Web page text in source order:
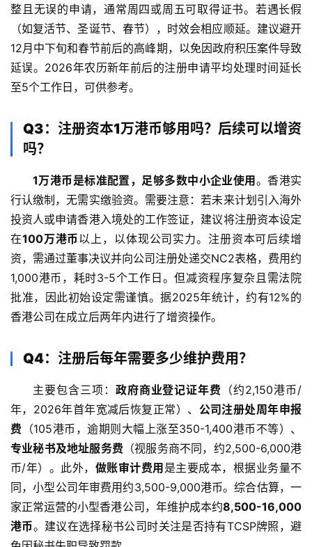
整且无误的申请，通常周四或周五可取得证书。若遇长假
（如复活节、圣诞节、春节），时效会相应顺延。建议避开
12月中下旬和春节前后的高峰期，以免因政府积压案件导致
延误。2026年农历新年前后的注册申请平均处理时间延长
至5个工作日，可供参考。
Q3：注册资本1万港币够用吗？后续可以增资
吗？
1万港币是标准配置，足够多数中小企业使用。香港实
行认缴制，无需实缴验资。需要注意：若未来计划引入海外
投资人或申请香港入境处的工作签证，建议将注册资本设定
在100万港币以上，以体现公司实力。注册资本可后续增
资，需通过董事决议并向公司注册处递交NC2表格，费用约
1,000港币，耗时3-5个工作日。但减资程序复杂且需法院
批准，因此初始设定需谨慎。据2025年统计，约有12%的
香港公司在成立后两年内进行了增资操作。
Q4：注册后每年需要多少维护费用？
主要包含三项： 政府商业登记证年费
（约2,150港币/
年，2026年首年宽减后恢复正常）、 公司注册处周年申报
费 （105港币，逾期则大幅上涨至350-1,400港币不等）、
专业秘书及地址服务费 （视服务商不同，约2,500-6,000港
币/年）。此外， 做账审计费用 是主要成本，根据业务量不
同，小型公司年审费用约3,500-9,000港币。综合估算，一
家正常运营的小型香港公司，年维护成本约8,500-16,000
港币。建议在选择秘书公司时关注是否持有TCSP牌照，避